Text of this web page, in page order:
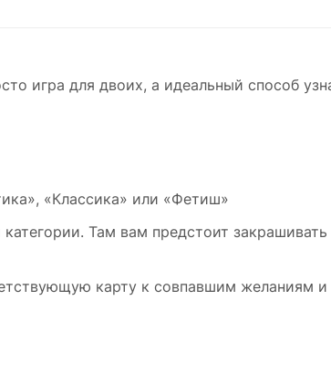
игра для двоих, а идеальный способ
«Классика» или «Фетиш»
Там вам предстоит
карту к совпавшим желаниям